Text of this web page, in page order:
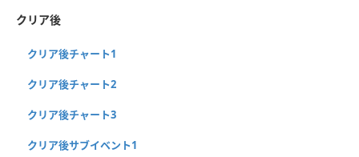
クリア後
クリア後チャート1
クリア後チャート2
クリア後チャート3
クリア後サブイベント1